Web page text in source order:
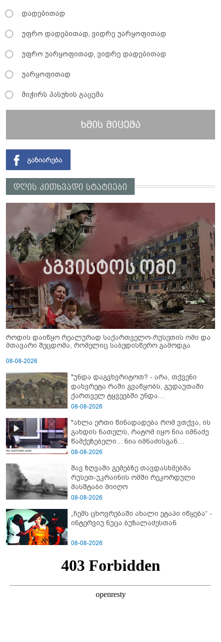
დადებითად
უფრო დადებითად, ვიდრე უარყოფითად
უფრო უარყოფითად, ვიდრე დადებითად
უარყოფითად
მიჭირს პასუხის გაცემა
ხმის მიცემა
დღის კითხვადი სტატიები
როდის დაიწყო რეალურად საქართველო-რუსეთის ომი და
მთავარი შეცდომა, რომელიც საბედისწერო გამოდგა
08-08-2026
"უნდა დაგვხვრიტოთ? - არა, თქვენი
დახვრეტა რაში გვაწყობს, გუდაუთაში
ქართველ ტყვეებში უნდა
გადაგცვალოთ..."
08-08-2026
"ახლა ერთი წინადადება რომ ვთქვა, ის
გახდის ნათელს, რატომ იყო ნია იმნაძე
წამქეზებელი... ნია იმნაძისგან
გამოსული ინფორმაციაა ეს" - რას
08-08-2026
შავ ზღვაში გემებზე თავდასხმებმა
რუსეთ-უკრაინის ომში რეკორდული
მასშტაბი მიიღო
08-08-2026
„ჩემს ცხოვრებაში ახალი ეტაპი იწყება“ -
ინტერვიუ ნუცა ბუზალაძესთან
08-08-2026